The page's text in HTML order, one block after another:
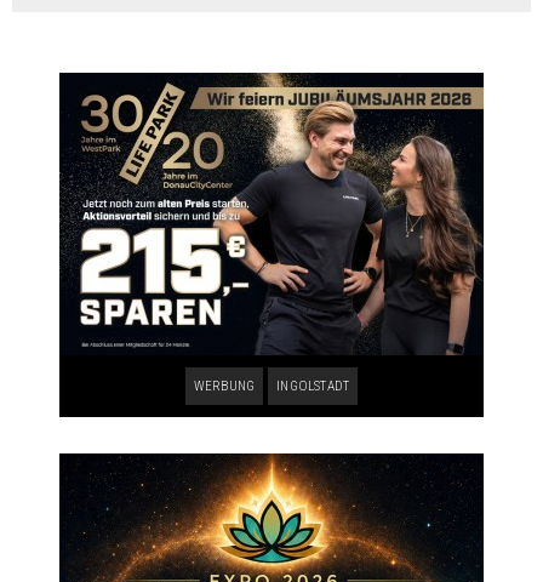
WERBUNG INGOLSTADT